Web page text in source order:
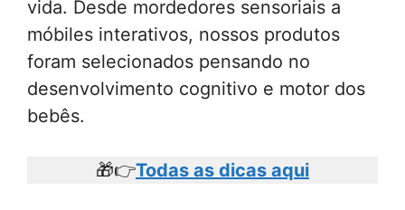
vida. Desde mordedores sensoriais a
móbiles interativos, nossos produtos
foram selecionados pensando no
desenvolvimento cognitivo e motor dos
bebês.
🎁👉Todas as dicas aqui